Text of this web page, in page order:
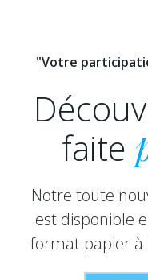
"Votre
faite
Notre toute
est disponible
format papier à